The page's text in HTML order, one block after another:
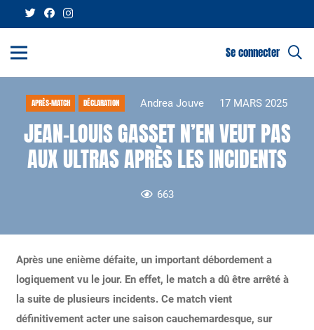
Se connecter
APRÈS-MATCH DÉCLARATION Andrea Jouve 17 MARS 2025
JEAN-LOUIS GASSET N’EN VEUT PAS
AUX ULTRAS APRÈS LES INCIDENTS
663
Après une enième défaite, un important débordement a
logiquement vu le jour. En effet, le match a dû être arrêté à
la suite de plusieurs incidents. Ce match vient
définitivement acter une saison cauchemardesque, sur